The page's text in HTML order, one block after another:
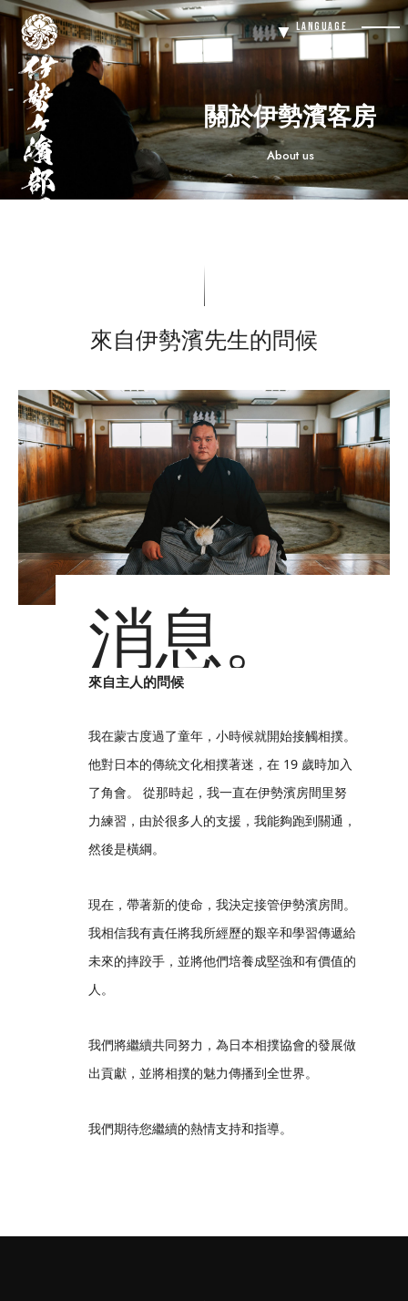
伊
勢
ヶ
濱
部
屋
Language
關於伊勢濱客房
About us
來自伊勢濱先生的問候
來自主人的問候
消息。
我在蒙古度過了童年，小時候就開始接觸相撲。
他對日本的傳統文化相撲著迷，在 19 歲時加入
了角會。 從那時起，我一直在伊勢濱房間里努
力練習，由於很多人的支援，我能夠跑到關通，
然後是橫綱。
現在，帶著新的使命，我決定接管伊勢濱房間。
我相信我有責任將我所經歷的艱辛和學習傳遞給
未來的摔跤手，並將他們培養成堅強和有價值的
人。
我們將繼續共同努力，為日本相撲協會的發展做
出貢獻，並將相撲的魅力傳播到全世界。
我們期待您繼續的熱情支持和指導。